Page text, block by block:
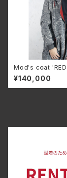
Mod's coat
¥140,000